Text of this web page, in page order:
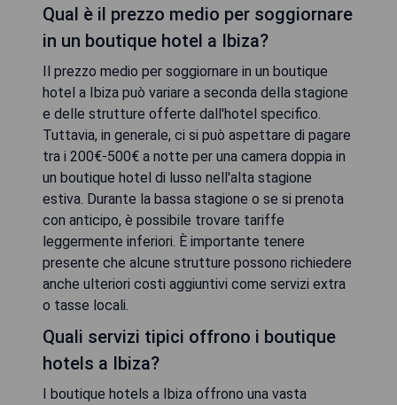
Qual è il prezzo medio per soggiornare
in un boutique hotel a Ibiza?
Il prezzo medio per soggiornare in un boutique
hotel a Ibiza può variare a seconda della stagione
e delle strutture offerte dall'hotel specifico.
Tuttavia, in generale, ci si può aspettare di pagare
tra i 200€-500€ a notte per una camera doppia in
un boutique hotel di lusso nell'alta stagione
estiva. Durante la bassa stagione o se si prenota
con anticipo, è possibile trovare tariffe
leggermente inferiori. È importante tenere
presente che alcune strutture possono richiedere
anche ulteriori costi aggiuntivi come servizi extra
o tasse locali.
Quali servizi tipici offrono i boutique
hotels a Ibiza?
I boutique hotels a Ibiza offrono una vasta